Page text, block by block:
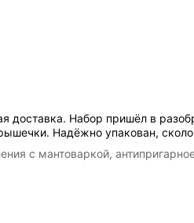
доставка. Набор пришёл в
Надёжно упакован,
с мантоваркой,